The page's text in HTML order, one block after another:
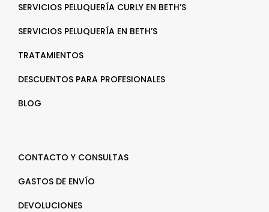
SERVICIOS PELUQUERÍA CURLY EN BETH’S
SERVICIOS PELUQUERÍA EN BETH’S
TRATAMIENTOS
DESCUENTOS PARA PROFESIONALES
BLOG
CONTACTO Y CONSULTAS
GASTOS DE ENVÍO
DEVOLUCIONES